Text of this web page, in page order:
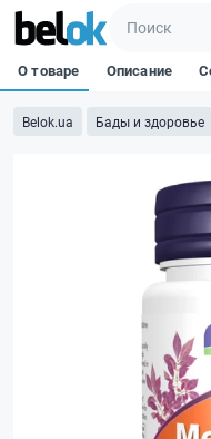
Belok.ua Бады и здоровье
О товаре Описание